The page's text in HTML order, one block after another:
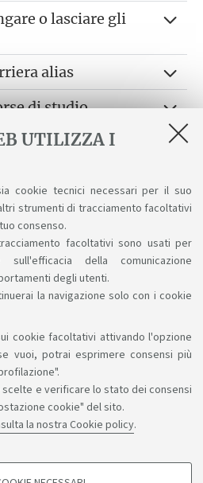
UTILIZZA I
cookie tecnici necessari per il suo
strumenti di tracciamento facoltativi
consenso.
facoltativi sono usati per
della comunicazione
degli utenti.
la navigazione solo con i cookie
cookie facoltativi attivando l'opzione
vuoi, potrai esprimere consensi più
e verificare lo stato dei consensi
cookie" del sito.
la nostra Cookie policy.
o lasciare gli
alias
di studio
o
alla conoscenza
su: